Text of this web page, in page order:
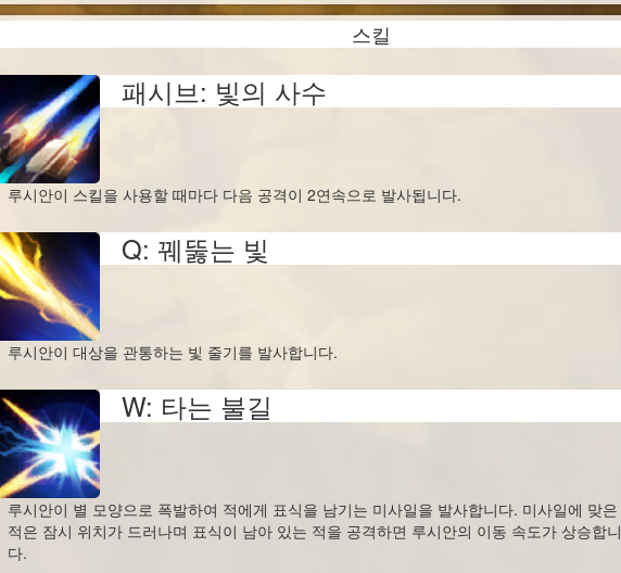
스킬
패시브: 빛의 사수
루시안이 스킬을 사용할 때마다 다음 공격이 2연속으로 발사됩니다.
Q: 꿰뚫는 빛
루시안이 대상을 관통하는 빛 줄기를 발사합니다.
W: 타는 불길
루시안이 별 모양으로 폭발하여 적에게 표식을 남기는 미사일을 발사합니다. 미사일에 맞은
적은 잠시 위치가 드러나며 표식이 남아 있는 적을 공격하면 루시안의 이동 속도가 상승합니
다.